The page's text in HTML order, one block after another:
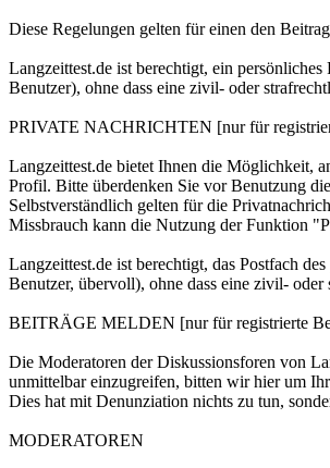
Diese Regelungen gelten für einen den
Langzeittest.de ist berechtigt, ein
Benutzer), ohne dass eine zivil- oder
PRIVATE NACHRICHTEN [nur für
Langzeittest.de bietet Ihnen die Möglichkeit,
Profil. Bitte überdenken Sie vor Benutzung
Selbstverständlich gelten für die
Missbrauch kann die Nutzung der Funktion
Langzeittest.de ist berechtigt, das Postfach
Benutzer, übervoll), ohne dass eine zivil-
BEITRÄGE MELDEN [nur für registrierte
Die Moderatoren der Diskussionsforen von
unmittelbar einzugreifen, bitten wir hier um
Dies hat mit Denunziation nichts zu tun,
MODERATOREN